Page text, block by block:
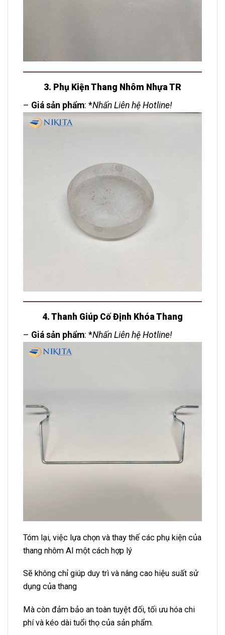
3. Phụ Kiện Thang Nhôm Nhựa TR
– Giá sản phẩm: *Nhấn Liên hệ Hotline!
4. Thanh Giúp Cố Định Khóa Thang
– Giá sản phẩm: *Nhấn Liên hệ Hotline!
Tóm lại, việc lựa chọn và thay thế các phụ kiện của
thang nhôm AI một cách hợp lý
Sẽ không chỉ giúp duy trì và nâng cao hiệu suất sử
dụng của thang
Mà còn đảm bảo an toàn tuyệt đối, tối ưu hóa chi
phí và kéo dài tuổi thọ của sản phẩm.